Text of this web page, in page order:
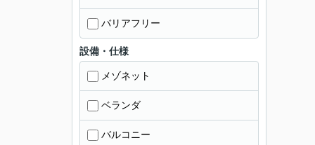
バリアフリー
設備・仕様
メゾネット
ベランダ
バルコニー